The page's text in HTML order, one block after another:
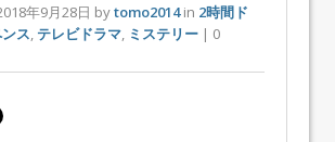
年9月28日 bytomo2014in 2時間ド
ス テレビドラマ ミステリー | 0